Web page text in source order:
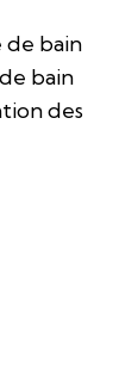
de bain
bain
des